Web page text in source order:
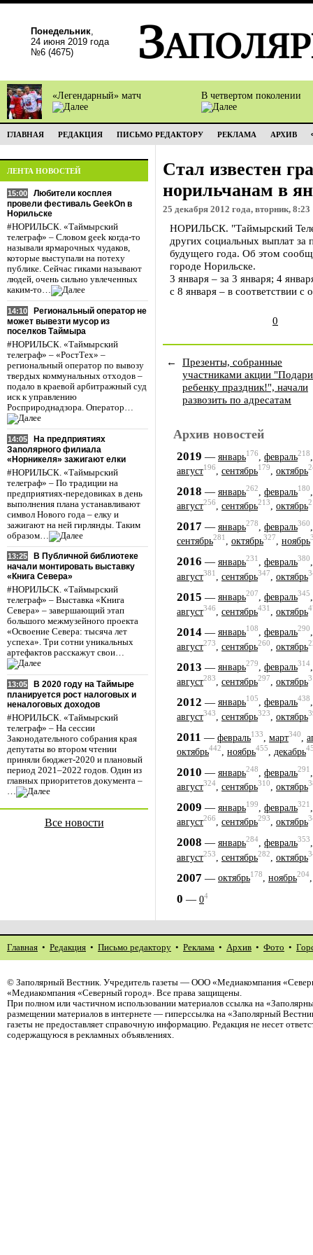
Понедельник,
24 июня 2019 года
№6 (4675)
«Легендарный» матч В четвертом поколении
ГЛАВНАЯ РЕДАКЦИЯ ПИСЬМО РЕДАКТОРУ РЕКЛАМА АРХИВ
ЛЕНТА НОВОСТЕЙ
15:00
Любители косплея
провели фестиваль GeekOn в
Норильске
#НОРИЛЬСК. «Таймырский
телеграф» – Словом geek когда-то
называли ярмарочных чудаков,
которые выступали на потеху
публике. Сейчас гиками называют
людей, очень сильно увлеченных
каким-то…
14:10
Региональный оператор не
может вывезти мусор из
поселков Таймыра
#НОРИЛЬСК. «Таймырский
телеграф» – «РостТех» –
региональный оператор по вывозу
твердых коммунальных отходов –
подало в краевой арбитражный суд
иск к управлению
Росприроднадзора. Оператор…
14:05
На предприятиях
Заполярного филиала
«Норникеля» зажигают елки
#НОРИЛЬСК. «Таймырский
телеграф» – По традиции на
предприятиях-передовиках в день
выполнения плана устанавливают
символ Нового года – елку и
зажигают на ней гирлянды. Таким
образом…
13:25
В Публичной библиотеке
начали монтировать выставку
«Книга Севера»
#НОРИЛЬСК. «Таймырский
телеграф» – Выставка «Книга
Севера» – завершающий этап
большого межмузейного проекта
«Освоение Севера: тысяча лет
успеха». Три сотни уникальных
артефактов расскажут свои…
13:05
В 2020 году на Таймыре
планируется рост налоговых и
неналоговых доходов
#НОРИЛЬСК. «Таймырский
телеграф» – На сессии
Законодательного собрания края
депутаты во втором чтении
приняли бюджет-2020 и плановый
период 2021–2022 годов. Один из
главных приоритетов документа –
…
Все новости
Стал известен
норильчанам в
25 декабря 2012 года, вторник, 8:23
НОРИЛЬСК. "Таймырский
других социальных выплат
будущего года. Об этом
городе Норильске.
3 января – за 3 января; 4
с 8 января – в соответствии
0
←
Презенты, собранные
участниками акции "Подари
ребенку праздник!", начали
развозить по адресатам
Архив новостей
2019 — январь176 февраль218
август196, сентябрь179, октябрь
2018 — январь262 февраль180
август256, сентябрь213, октябрь
2017 — январь278 февраль360
сентябрь281, октябрь327, ноябрь
2016 — январь231 февраль380
август381 сентябрь347 октябрь
2015 — январь207, февраль345
август346 сентябрь431 октябрь
2014 — январь108, февраль290
август273 сентябрь260 октябрь
2013 — январь279, февраль314
август283 сентябрь297 октябрь
2012 — январь105, февраль438
август343, сентябрь323, октябрь
2011 — февраль133 март340
октябрь442, ноябрь455, декабрь
2010 — январь248 февраль291
август324, сентябрь310, октябрь
2009 — январь199 февраль321
август266, сентябрь293, октябрь
2008 — январь284 февраль353
август253 сентябрь282 октябрь
2007 — октябрь178, ноябрь204
0 — 04
Главная • Редакция • Письмо редактору • Реклама • Архив • Фото •
© Заполярный Вестник. Учредитель газеты — ООО «Медиакомпания
«Медиакомпания «Северный город». Все права защищены.
При полном или частичном использовании материалов ссылка на
размещении материалов в интернете — гиперссылка на «Заполярный
газеты не предоставляет справочную информацию. Редакция не несет
содержащуюся в рекламных объявлениях.